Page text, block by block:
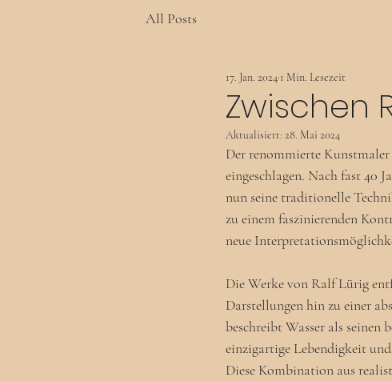
All Posts
Zwischen
17. Jan. 2024 1 Min. Lesezeit
Aktualisiert: 28. Mai 2024
Der renommierte
eingeschlagen. Nach fast 40
nun seine traditionelle
zu einem faszinierenden
neue
Die Werke von Ralf Lürig
Darstellungen hin zu einer
beschreibt Wasser als seinen
einzigartige Lebendigkeit und
Diese Kombination aus